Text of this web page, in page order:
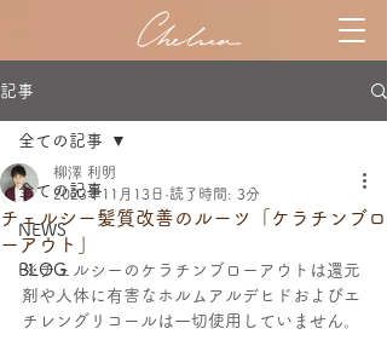
記事
全ての記事
NEWS
BLOG
全ての記事
チェルシー髪質改善のルーツ「ケラチンブロ
ーアウト」
柳澤 利明
2023年11月13日 読了時間: 3分
※チェルシーのケラチンブローアウトは還元
剤や人体に有害なホルムアルデヒドおよびエ
チレングリコールは一切使用していません。